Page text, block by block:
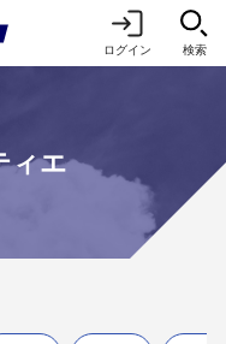
ログイン 検索
ィエ